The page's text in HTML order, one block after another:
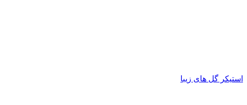
استیکر گل های زیبا